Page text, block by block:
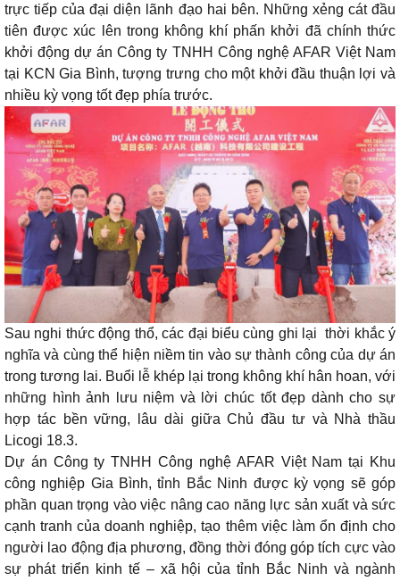
trực tiếp của đại diện lãnh đạo hai bên. Những xẻng cát đầu
tiên được xúc lên trong không khí phấn khởi đã chính thức
khởi động dự án Công ty TNHH Công nghệ AFAR Việt Nam
tại KCN Gia Bình, tượng trưng cho một khởi đầu thuận lợi và
nhiều kỳ vọng tốt đẹp phía trước.
Sau nghi thức động thổ, các đại biểu cùng ghi lại thời khắc ý
nghĩa và cùng thể hiện niềm tin vào sự thành công của dự án
trong tương lai. Buổi lễ khép lại trong không khí hân hoan, với
những hình ảnh lưu niệm và lời chúc tốt đẹp dành cho sự
hợp tác bền vững, lâu dài giữa Chủ đầu tư và Nhà thầu
Licogi 18.3.
Dự án Công ty TNHH Công nghệ AFAR Việt Nam tại Khu
công nghiệp Gia Bình, tỉnh Bắc Ninh được kỳ vọng sẽ góp
phần quan trọng vào việc nâng cao năng lực sản xuất và sức
cạnh tranh của doanh nghiệp, tạo thêm việc làm ổn định cho
người lao động địa phương, đồng thời đóng góp tích cực vào
sự phát triển kinh tế – xã hội của tỉnh Bắc Ninh và ngành